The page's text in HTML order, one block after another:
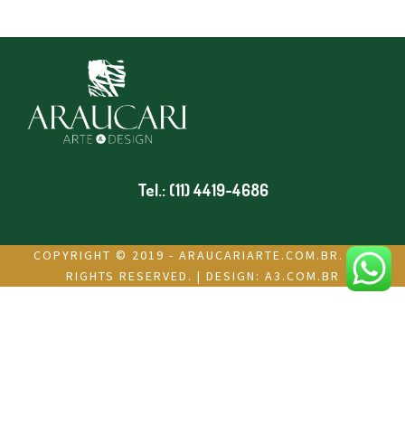
Tel.: (11) 4419-4686
COPYRIGHT © 2019 - ARAUCARIARTE.COM.BR. ALL
RIGHTS RESERVED. | DESIGN: A3.COM.BR